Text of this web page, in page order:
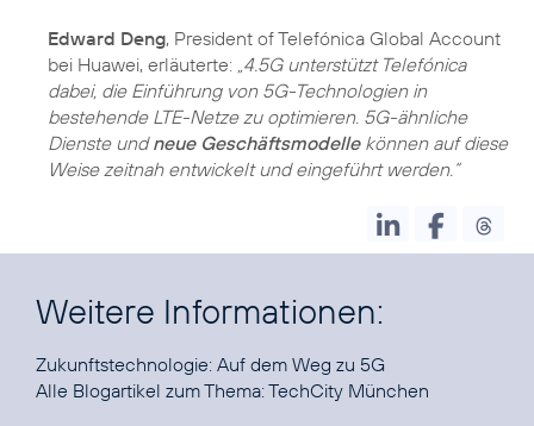
Edward Deng, President of Telefónica Global Account
bei Huawei, erläuterte: „4.5G unterstützt Telefónica
dabei, die Einführung von 5G-Technologien in
bestehende LTE-Netze zu optimieren. 5G-ähnliche
Dienste undneue Geschäftsmodellekönnen auf diese
Weise zeitnah entwickelt und eingeführt werden.“
Weitere Informationen:
Zukunftstechnologie: Auf dem Weg zu 5G
Alle Blogartikel zum Thema:TechCity München